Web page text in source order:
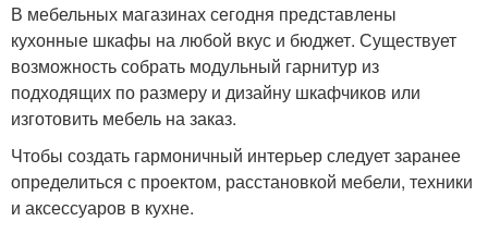
В мебельных магазинах сегодня представлены
кухонные шкафы на любой вкус и бюджет. Существует
возможность собрать модульный гарнитур из
подходящих по размеру и дизайну шкафчиков или
изготовить мебель на заказ.
Чтобы создать гармоничный интерьер следует заранее
определиться с проектом, расстановкой мебели, техники
и аксессуаров в кухне.